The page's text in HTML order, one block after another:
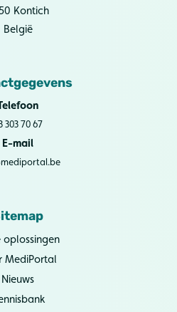
Kontich
België
303 70 67
E-mail
oplossingen
MediPortal
Nieuws